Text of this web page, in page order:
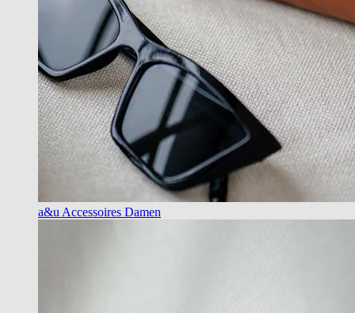
a&u Accessoires Damen